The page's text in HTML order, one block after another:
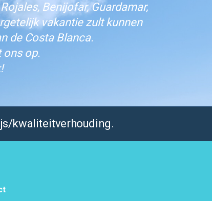
Benijofar, Guardamar,
vakantie zult kunnen
de Costa Blanca.
ons op.
kwaliteitverhouding.